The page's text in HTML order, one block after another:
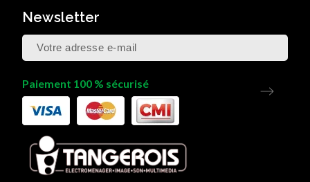
Newsletter
Paiement 100 % sécurisé